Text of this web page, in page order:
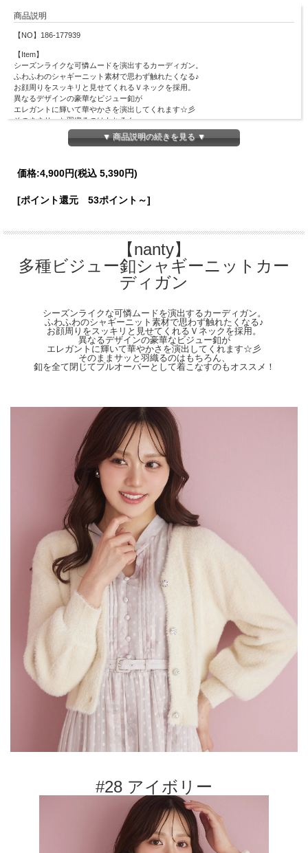
商品説明
【NO】186-177939
【Item】
シーズンライクな可憐ムードを演出するカーディガン。
ふわふわのシャギーニット素材で思わず触れたくなる♪
お顔周りをスッキリと見せてくれるＶネックを採用。
異なるデザインの豪華なビジュー釦が
エレガントに輝いて華やかさを演出してくれます☆彡
そのままサッと羽織るのはもちろん、
釦を全て閉じてプルオーバーとして着こなすのもオススメ！
【Detail】
身幅：44.5cm
袖口幅：7cm
【Color】#28 アイボリー/#54 サックス/#75 チャコールグレー/#157 グレイッシュ
ございます。 色合いはモニター環境により若干の誤差が出ます。 ライティングや
天候によりモデル画像と物撮り画像のカラーに違いある場合、物撮り画像の方が
実際のカラーに近い状態で撮影されておりますので、そちらを参考にしてください
▼ 商品説明の続きを見る ▼
価格:4,900円(税込 5,390円)
[ポイント還元 53ポイント～]
【nanty】
多種ビジュー釦シャギーニットカー
ディガン
シーズンライクな可憐ムードを演出するカーディガン。
ふわふわのシャギーニット素材で思わず触れたくなる♪
お顔周りをスッキリと見せてくれるＶネックを採用。
異なるデザインの豪華なビジュー釦が
エレガントに輝いて華やかさを演出してくれます☆彡
そのままサッと羽織るのはもちろん、
釦を全て閉じてプルオーバーとして着こなすのもオススメ！
#28 アイボリー